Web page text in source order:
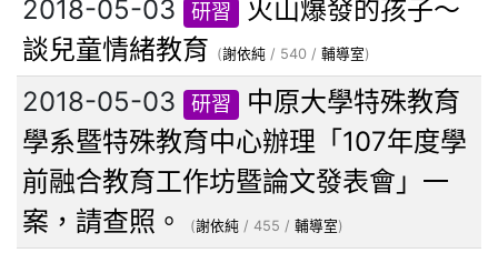
2018-05-03 研習
火山爆發的孩子～
談兒童情緒教育 (謝依純 / 540 / 輔導室)
2018-05-03 研習
中原大學特殊教育
學系暨特殊教育中心辦理「107年度學
前融合教育工作坊暨論文發表會」一
案，請查照。
(謝依純 / 455 / 輔導室)